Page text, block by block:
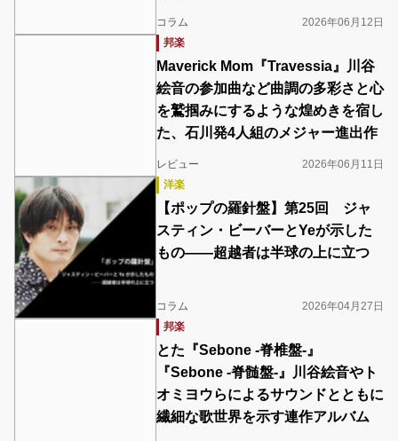
コラム
2026年06月12日
邦楽
Maverick Mom『Travessia』川谷
絵音の参加曲など曲調の多彩さと心
を鷲掴みにするような煌めきを宿し
た、石川発4人組のメジャー進出作
レビュー
2026年06月11日
洋楽
【ポップの羅針盤】第25回 ジャ
スティン・ビーバーとYeが示した
もの――超越者は半球の上に立つ
コラム
2026年04月27日
邦楽
とた『Sebone -脊椎盤-』
『Sebone -脊髄盤-』川谷絵音やト
オミヨウらによるサウンドとともに
繊細な歌世界を示す連作アルバム